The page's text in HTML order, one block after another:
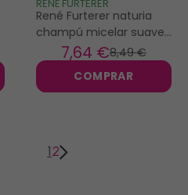
RENÉ FURTERER
René Furterer naturia
champú micelar suave
bio 200ml
8,49 €
7,64 €
COMPRAR
2